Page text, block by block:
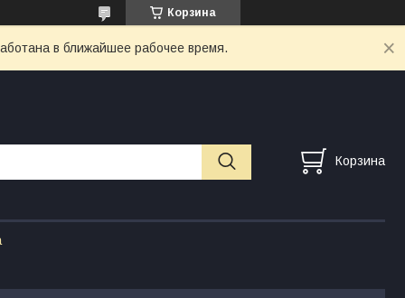
Корзина
в ближайшее рабочее время.
Корзина